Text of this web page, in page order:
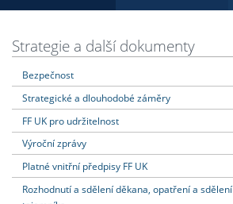
Dozvědět se více
Podat přihlášku
Dozvědět se více
Dozvědět se více
Dozvědět se více
Strategie a další dokumenty
Bezpečnost
Strategické a dlouhodobé záměry
FF UK pro udržitelnost
Výroční zprávy
Platné vnitřní předpisy FF UK
Rozhodnutí a sdělení děkana, opatření a sdělení